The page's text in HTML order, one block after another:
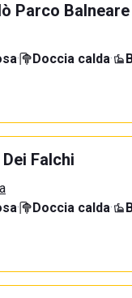
Parco Balneare
· Doccia calda·
Falchi
· Doccia calda·